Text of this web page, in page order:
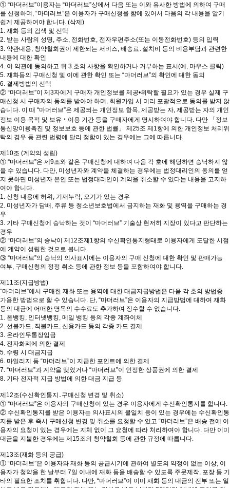
① “마더러브”이용자는 “마더러브”상에서 다음 또는 이와 유사한 방법에 의하여 구매
를 신청하며, “마더러브”은 이용자가 구매신청을 함에 있어서 다음의 각 내용을 알기
쉽게 제공하여야 합니다. (삭제)
1. 재화 등의 검색 및 선택
2. 받는 사람의 성명, 주소, 전화번호, 전자우편주소(또는 이동전화번호) 등의 입력
3. 약관내용, 청약철회권이 제한되는 서비스, 배송료․설치비 등의 비용부담과 관련한
내용에 대한 확인
4. 이 약관에 동의하고 위 3.호의 사항을 확인하거나 거부하는 표시(예, 마우스 클릭)
5. 재화등의 구매신청 및 이에 관한 확인 또는 “마더러브”의 확인에 대한 동의
6. 결제방법의 선택
② “마더러브”이 제3자에게 구매자 개인정보를 제공•위탁할 필요가 있는 경우 실제 구
매신청 시 구매자의 동의를 받아야 하며, 회원가입 시 미리 포괄적으로 동의를 받지 않
습니다. 이 때 “마더러브”은 제공되는 개인정보 항목, 제공받는 자, 제공받는 자의 개인
정보 이용 목적 및 보유‧이용 기간 등을 구매자에게 명시하여야 합니다. 다만 「정보
통신망이용촉진 및 정보보호 등에 관한 법률」 제25조 제1항에 의한 개인정보 처리위
탁의 경우 등 관련 법령에 달리 정함이 있는 경우에는 그에 따릅니다.
제10조 (계약의 성립)
① “마더러브”은 제9조와 같은 구매신청에 대하여 다음 각 호에 해당하면 승낙하지 않
을 수 있습니다. 다만, 미성년자와 계약을 체결하는 경우에는 법정대리인의 동의를 얻
지 못하면 미성년자 본인 또는 법정대리인이 계약을 취소할 수 있다는 내용을 고지하
여야 합니다.
1. 신청 내용에 허위, 기재누락, 오기가 있는 경우
2. 미성년자가 담배, 주류 등 청소년보호법에서 금지하는 재화 및 용역을 구매하는 경
우
3. 기타 구매신청에 승낙하는 것이 “마더러브” 기술상 현저히 지장이 있다고 판단하는
경우
② “마더러브”의 승낙이 제12조제1항의 수신확인통지형태로 이용자에게 도달한 시점
에 계약이 성립한 것으로 봅니다.
③ “마더러브”의 승낙의 의사표시에는 이용자의 구매 신청에 대한 확인 및 판매가능
여부, 구매신청의 정정 취소 등에 관한 정보 등을 포함하여야 합니다.
제11조(지급방법)
“마더러브”에서 구매한 재화 또는 용역에 대한 대금지급방법은 다음 각 호의 방법중
가용한 방법으로 할 수 있습니다. 단, “마더러브”은 이용자의 지급방법에 대하여 재화
등의 대금에 어떠한 명목의 수수료도 추가하여 징수할 수 없습니다.
1. 폰뱅킹, 인터넷뱅킹, 메일 뱅킹 등의 각종 계좌이체
2. 선불카드, 직불카드, 신용카드 등의 각종 카드 결제
3. 온라인무통장입금
4. 전자화폐에 의한 결제
5. 수령 시 대금지급
6. 마일리지 등 “마더러브”이 지급한 포인트에 의한 결제
7. “마더러브”과 계약을 맺었거나 “마더러브”이 인정한 상품권에 의한 결제
8. 기타 전자적 지급 방법에 의한 대금 지급 등
제12조(수신확인통지․구매신청 변경 및 취소)
① “마더러브”은 이용자의 구매신청이 있는 경우 이용자에게 수신확인통지를 합니다.
② 수신확인통지를 받은 이용자는 의사표시의 불일치 등이 있는 경우에는 수신확인통
지를 받은 후 즉시 구매신청 변경 및 취소를 요청할 수 있고 “마더러브”은 배송 전에 이
용자의 요청이 있는 경우에는 지체 없이 그 요청에 따라 처리하여야 합니다. 다만 이미
대금을 지불한 경우에는 제15조의 청약철회 등에 관한 규정에 따릅니다.
제13조(재화 등의 공급)
① “마더러브”은 이용자와 재화 등의 공급시기에 관하여 별도의 약정이 없는 이상, 이
용자가 청약을 한 날부터 7일 이내에 재화 등을 배송할 수 있도록 주문제작, 포장 등 기
타의 필요한 조치를 취합니다. 다만, “마더러브”이 이미 재화 등의 대금의 전부 또는 일